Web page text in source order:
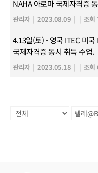
NAHA 아로마 국제자격증
관리자 | 2023.08.09 | | 조
4.13일(토) - 영국 ITEC 미
국제자격증 동시 취득 수업.
관리자 | 2023.05.18 | | 조